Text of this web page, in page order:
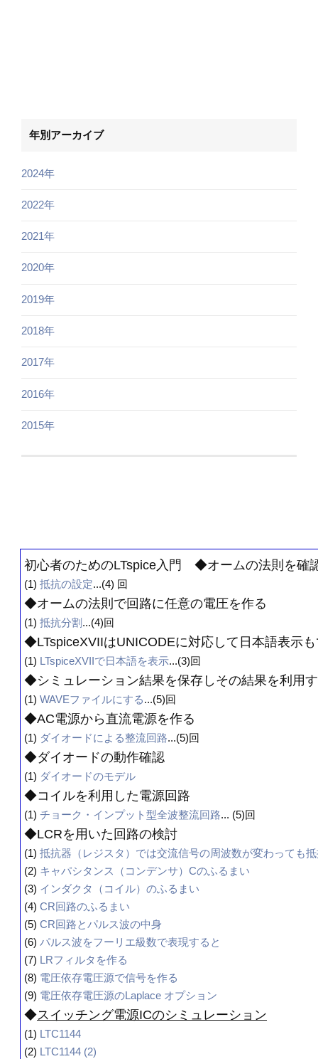
年別アーカイブ
2024年
2022年
2021年
2020年
2019年
2018年
2017年
2016年
2015年
初心者のためのLTspice入門 ◆オームの法則を確
(1) 抵抗の設定...(4) 回
◆オームの法則で回路に任意の電圧を作る
(1) 抵抗分割 ...(4)回
◆LTspiceXVIIはUNICODEに対応して日本語表示
(1) LTspiceXVIIで日本語を表示...(3)回
◆シミュレーション結果を保存しその結果を利用
(1) WAVEファイルにする...(5)回
◆AC電源から直流電源を作る
(1) ダイオードによる整流回路...(5)回
◆ダイオードの動作確認
(1) ダイオードのモデル
◆コイルを利用した電源回路
(1) チョーク・インプット型全波整流回路... (5)回
◆LCRを用いた回路の検討
(1) 抵抗器（レジスタ）では交流信号の周波数が変わっても
(2) キャパシタンス（コンデンサ）Cのふるまい
(3) インダクタ（コイル）のふるまい
(4) CR回路のふるまい
(5) CR回路とパルス波の中身
(6) パルス波をフーリエ級数で表現すると
(7) LRフィルタを作る
(8) 電圧依存電圧源で信号を作る
(9) 電圧依存電圧源のLaplace オプション
◆スイッチング電源ICのシミュレーション
(1) LTC1144
(2) LTC1144 (2)